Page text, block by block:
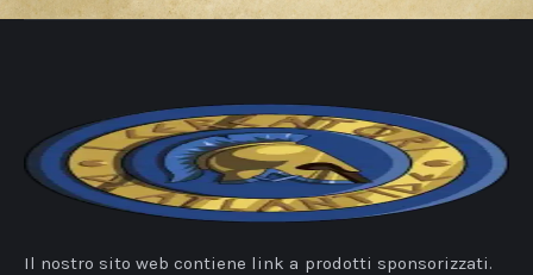
Il nostro sito web contiene link a prodotti sponsorizzati.